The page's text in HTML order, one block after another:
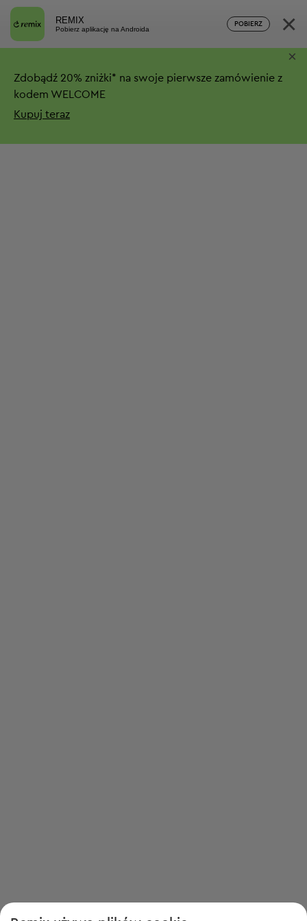
REMIX
Pobierz aplikację na Androida
POBIERZ ×
Zdobądź 20% zniżki* na swoje pierwsze zamówienie z
kodem WELCOME
Kupuj teraz
×